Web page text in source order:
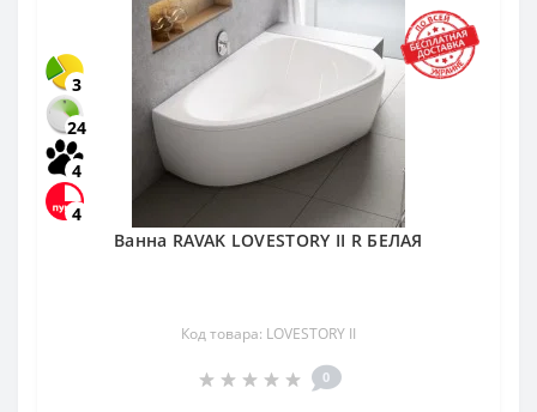
3
24
4
4
Ванна RAVAK LOVESTORY II R БЕЛАЯ
Код товара: LOVESTORY II
0